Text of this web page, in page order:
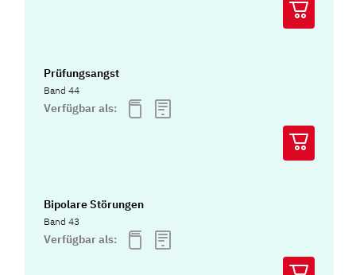
Prüfungsangst
Band 44
Verfügbar als:
Bipolare Störungen
Band 43
Verfügbar als: